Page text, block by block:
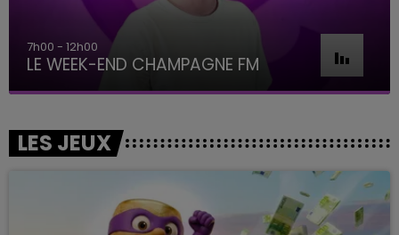
7h00 - 12h00
LE WEEK-END CHAMPAGNE FM
LES JEUX